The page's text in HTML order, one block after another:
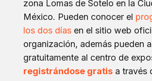
zona Lomas de Sotelo en la
México. Pueden conocer el
los dos días en el sitio web
organización, además pueden
gratuitamente al centro de
registrándose gratis a través